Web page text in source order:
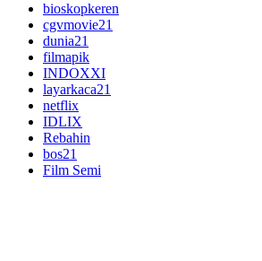
bioskopkeren
cgvmovie21
dunia21
filmapik
INDOXXI
layarkaca21
netflix
IDLIX
Rebahin
bos21
Film Semi